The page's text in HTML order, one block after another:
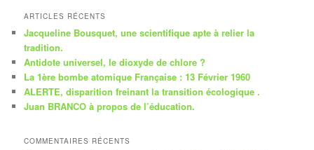
h
r
c
h
e
ARTICLES RÉCENTS
Jacqueline Bousquet, une scientifique apte à relier la
tradition.
Antidote universel, le dioxyde de chlore ?
La 1ère bombe atomique Française : 13 Février 1960
ALERTE, disparition freinant la transition écologique .
Juan BRANCO à propos de l’éducation.
COMMENTAIRES RÉCENTS